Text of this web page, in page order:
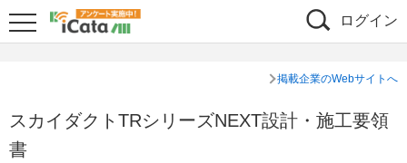
ログイン
掲載企業のWebサイトへ
スカイダクトTRシリーズNEXT設計・施工要領
書